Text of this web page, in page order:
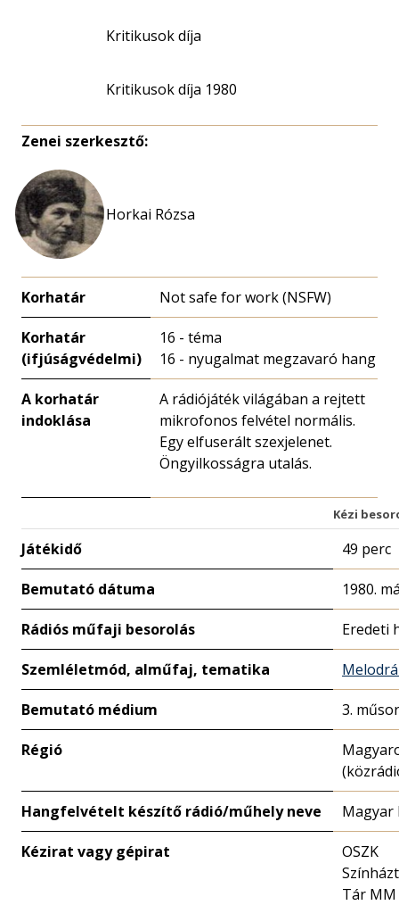
Kritikusok díja
Kritikusok díja 1980
Zenei szerkesztő:
Horkai Rózsa
Korhatár Not safe for work (NSFW)
Korhatár
(ifjúságvédelmi)
16 - téma
16 - nyugalmat megzavaró hang
A korhatár
indoklása
A rádiójáték világában a rejtett
mikrofonos felvétel normális.
Egy elfuserált szexjelenet.
Öngyilkosságra utalás.
Kézi
Játékidő 49 perc
Bemutató dátuma 1980.
Rádiós műfaji besorolás Eredeti
Szemléletmód, alműfaj, tematika
Bemutató médium 3. műsor
Régió
Hangfelvételt készítő rádió/műhely neve Magyar
Kézirat vagy gépirat
OSZK
Tár MM